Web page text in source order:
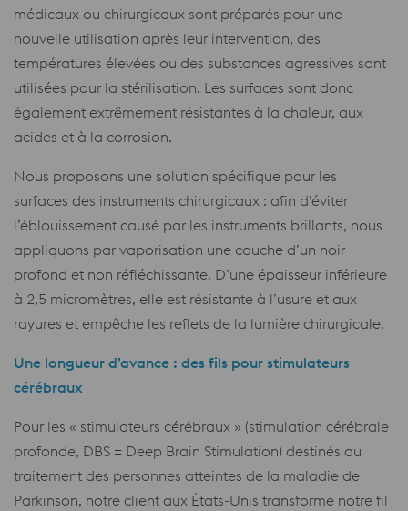
médicaux ou chirurgicaux sont préparés pour une
nouvelle utilisation après leur intervention, des
températures élevées ou des substances agressives sont
utilisées pour la stérilisation. Les surfaces sont donc
également extrêmement résistantes à la chaleur, aux
acides et à la corrosion.
Nous proposons une solution spécifique pour les
surfaces des instruments chirurgicaux : afin d’éviter
l’éblouissement causé par les instruments brillants, nous
appliquons par vaporisation une couche d’un noir
profond et non réfléchissante. D’une épaisseur inférieure
à 2,5 micromètres, elle est résistante à l’usure et aux
rayures et empêche les reflets de la lumière chirurgicale.
Une longueur d’avance : des fils pour stimulateurs
cérébraux
Pour les « stimulateurs cérébraux » (stimulation cérébrale
profonde, DBS = Deep Brain Stimulation) destinés au
traitement des personnes atteintes de la maladie de
Parkinson, notre client aux États-Unis transforme notre fil